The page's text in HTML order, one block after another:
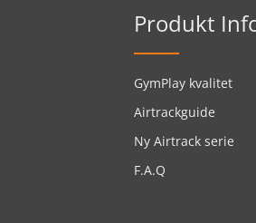
Produkt
GymPlay kvalitet
Airtrackguide
Ny Airtrack serie
F.A.Q